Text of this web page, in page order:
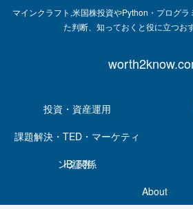
マインクラフト,米国株投資やPython・プログ
た判断、知っておくと役に立つお
投資・資産運用
課題解決・TED・マーケティ
ング関係
IB証券
About